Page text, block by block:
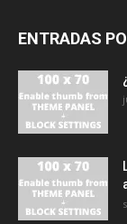
ENTRADAS